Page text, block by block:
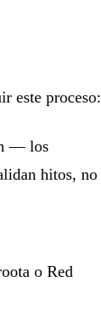
este proceso:
— los
hitos, no
o Red